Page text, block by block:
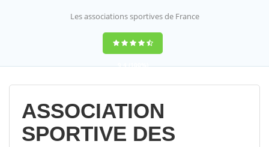
Les associations sportives de France
9,4(100%)
14358votes
ASSOCIATION
SPORTIVE DES